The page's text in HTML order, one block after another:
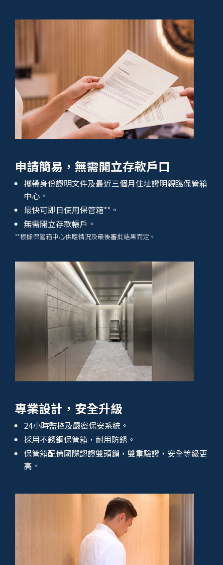
申請簡易，無需開立存款戶口
攜帶身份證明文件及最近三個月住址證明親臨保管箱
中心。
最快可即日使用保管箱**。
無需開立存款帳戶。
**根據保管箱中心供應情況及最後審批結果而定。
專業設計，安全升級
24小時監控及嚴密保安系統。
採用不銹鋼保管箱，耐用防銹。
保管箱配備國際認證雙頭鎖，雙重驗證，安全等級更
高。